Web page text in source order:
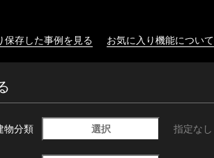
存した事例を見る お気に入り機能について
物分類 選択 指定なし